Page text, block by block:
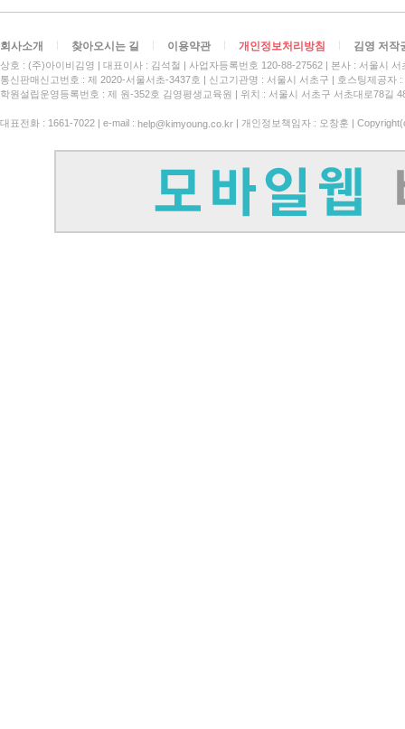
회사소개 찾아오시는 길 이용약관 개인정보처리방침 김영 저작
상호 : (주)아이비김영 대표이사 : 김석철 사업자등록번호 120-88-27562
본사 : 서울시
통신판매신고번호 : 제 2020-서울서초-3437호
신고기관명 : 서울시 서초구
호스팅제공자
학원설립운영등록번호 : 제 원-352호 김영평생교육원 | 위치 : 서울시 서초구 서초대로78길
대표전화 : 1661-7022 | e-mail : help@kimyoung.co.kr | 개인정보책임자 : 오창훈 |